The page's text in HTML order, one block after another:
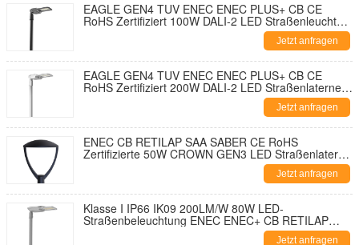
EAGLE GEN4 TUV ENEC ENEC PLUS+ CB CE
RoHS Zertifiziert 100W DALI-2 LED Straßenleuchte
195lm/W Mit 7-PIN NEMA Sockel Shorting Cap und
10KV SPD Werkzeuglose Öffnung und
Selbstreinigendes Design
Jetzt anfragen
EAGLE GEN4 TUV ENEC ENEC PLUS+ CB CE
RoHS Zertifiziert 200W DALI-2 LED Straßenlaterne
195lm/W Mit 7-PIN NEMA Sockel Kurzschlusskappe
und 10KV SPD Werkzeuglose Öffnung und
Selbstreinigendes Design
Jetzt anfragen
ENEC CB RETILAP SAA SABER CE RoHS
Zertifizierte 50W CROWN GEN3 LED Straßenlaterne
DALI Stadtstraßenlaterne Gartenleuchte INMETRO
Jetzt anfragen
Klasse I IP66 IK09 200LM/W 80W LED-
Straßenbeleuchtung ENEC ENEC+ CB RETILAP
SAA INMETRO Zhaga-D4i Zertifiziert 10 Jahre
Jetzt anfragen